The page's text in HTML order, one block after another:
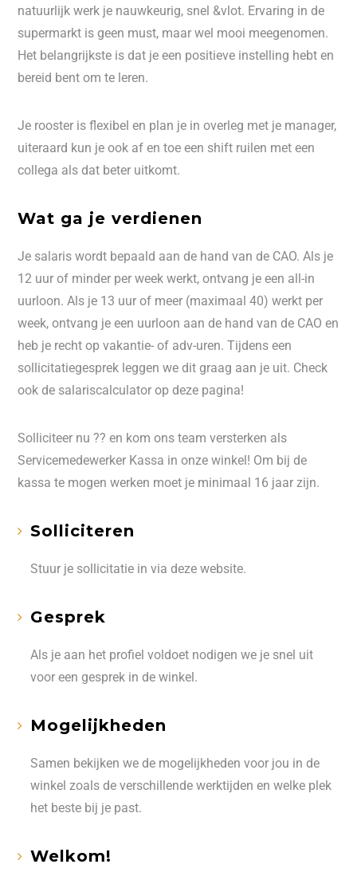
natuurlijk werk je nauwkeurig, snel &vlot. Ervaring in de
supermarkt is geen must, maar wel mooi meegenomen.
Het belangrijkste is dat je een positieve instelling hebt en
bereid bent om te leren.
Je rooster is flexibel en plan je in overleg met je manager,
uiteraard kun je ook af en toe een shift ruilen met een
collega als dat beter uitkomt.
Wat ga je verdienen
Je salaris wordt bepaald aan de hand van de CAO. Als je
12 uur of minder per week werkt, ontvang je een all-in
uurloon. Als je 13 uur of meer (maximaal 40) werkt per
week, ontvang je een uurloon aan de hand van de CAO en
heb je recht op vakantie- of adv-uren. Tijdens een
sollicitatiegesprek leggen we dit graag aan je uit. Check
ook de salariscalculator op deze pagina!
Solliciteer nu ?? en kom ons team versterken als
Servicemedewerker Kassa in onze winkel! Om bij de
kassa te mogen werken moet je minimaal 16 jaar zijn.
Solliciteren
Stuur je sollicitatie in via deze website.
Gesprek
Als je aan het profiel voldoet nodigen we je snel uit
voor een gesprek in de winkel.
Mogelijkheden
Samen bekijken we de mogelijkheden voor jou in de
winkel zoals de verschillende werktijden en welke plek
het beste bij je past.
Welkom!